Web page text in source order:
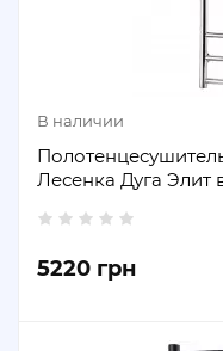
В наличии
Лесенка Дуга Элит
5220 грн